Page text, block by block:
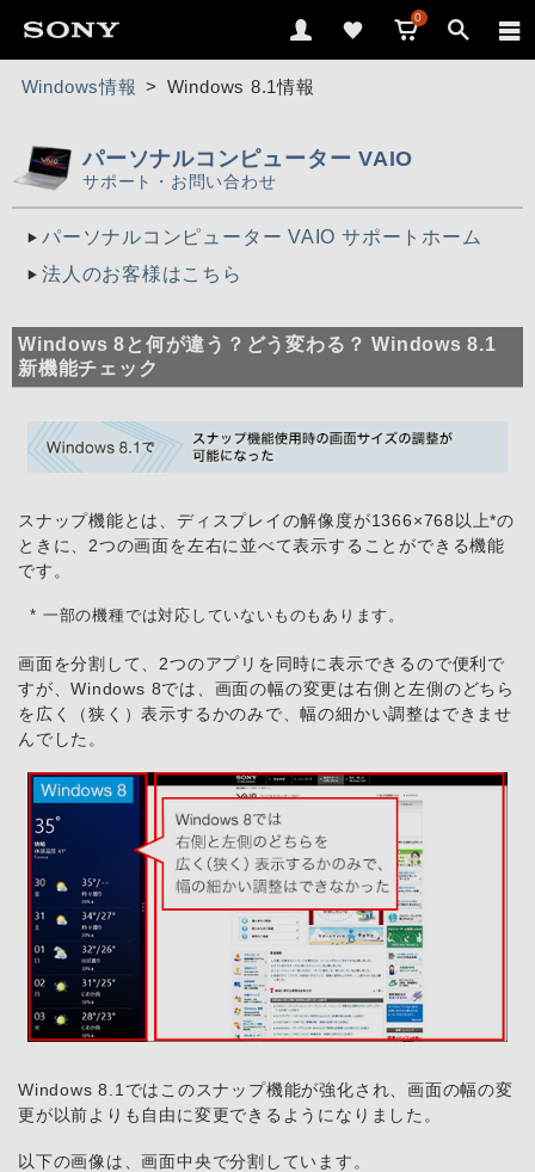
0
Windows情報 > Windows 8.1情報
パーソナルコンピューター VAIO
サポート・お問い合わせ
パーソナルコンピューター VAIO サポートホーム
法人のお客様はこちら
Windows 8と何が違う？どう変わる？ Windows 8.1
新機能チェック
スナップ機能とは、ディスプレイの解像度が1366×768以上*の
ときに、2つの画面を左右に並べて表示することができる機能
です。
* 一部の機種では対応していないものもあります。
画面を分割して、2つのアプリを同時に表示できるので便利で
すが、Windows 8では、画面の幅の変更は右側と左側のどちら
を広く（狭く）表示するかのみで、幅の細かい調整はできませ
んでした。
Windows 8.1ではこのスナップ機能が強化され、画面の幅の変
更が以前よりも自由に変更できるようになりました。
以下の画像は、画面中央で分割しています。